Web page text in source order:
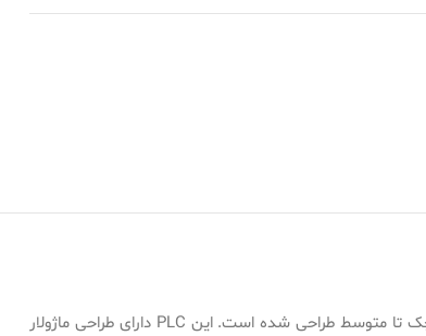
PLC S7-1200 یکی از پرکاربردترین کنترلرهای منطقی قابل برنامه‌ریزی از خانواده SIMATIC شرکت زیمنس (Siemens) است که برای اتوماسیون صنعتی کوچک تا متوسط طراحی شده است. این PLC دارای طراحی ماژولار